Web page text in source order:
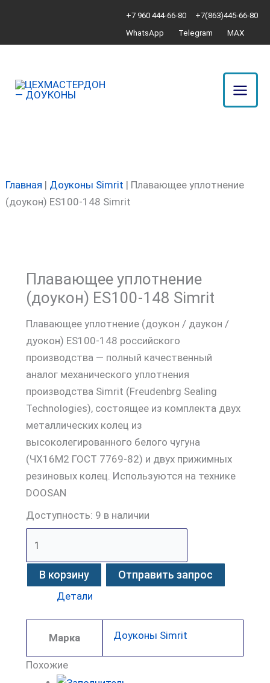
содержимому
+7 960 444-66-80
+7(863)445-66-80
WhatsApp
Telegram MAX
Главная | Доуконы Simrit | Плавающее уплотнение
(доукон) ES100-148 Simrit
Плавающее уплотнение
(доукон) ES100-148 Simrit
Плавающее уплотнение (доукон / даукон /
дуокон) ES100-148 российского
производства — полный качественный
аналог механического уплотнения
производства Simrit (Freudenbrg Sealing
Technologies), состоящее из комплекта двух
металлических колец из
высоколегированного белого чугуна
(ЧХ16М2 ГОСТ 7769-82) и двух прижимных
резиновых колец. Используются на технике
DOOSAN
Доступность: 9 в наличии
Плавающее
ES100-
В корзину Отправить запрос
Детали
Марка Доуконы Simrit
Похожие